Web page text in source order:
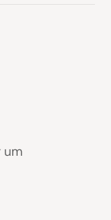
um